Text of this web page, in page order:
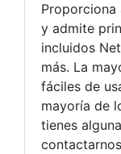
Proporciona
y admite
incluidos
más. La
fáciles de
mayoría de
tienes